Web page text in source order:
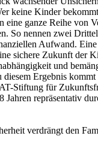
keine Kinder
eine ganze Reihe von
So nennen zwei
Aufwand.
sichere Zukunft der
und
diesem Ergebnis
Stiftung für
Jahren repräsentativ
verdrängt den